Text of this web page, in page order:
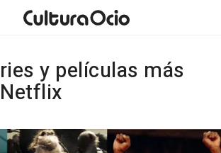
y películas más